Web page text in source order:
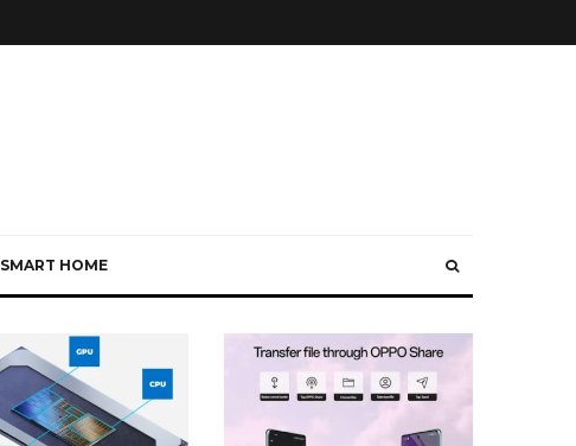
SMART HOME